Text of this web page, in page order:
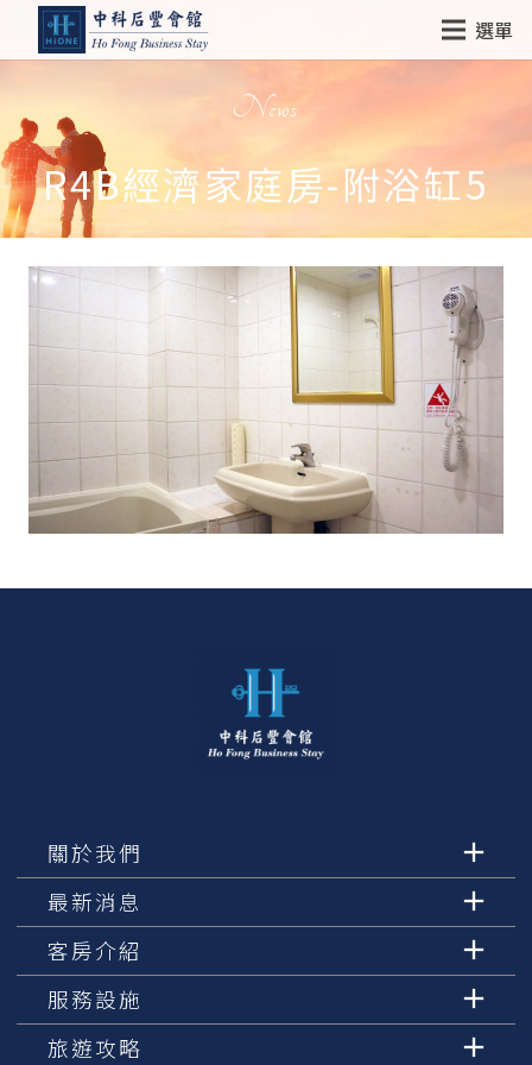
選單
News
R4B經濟家庭房-附浴缸5
關於我們
最新消息
客房介紹
服務設施
旅遊攻略